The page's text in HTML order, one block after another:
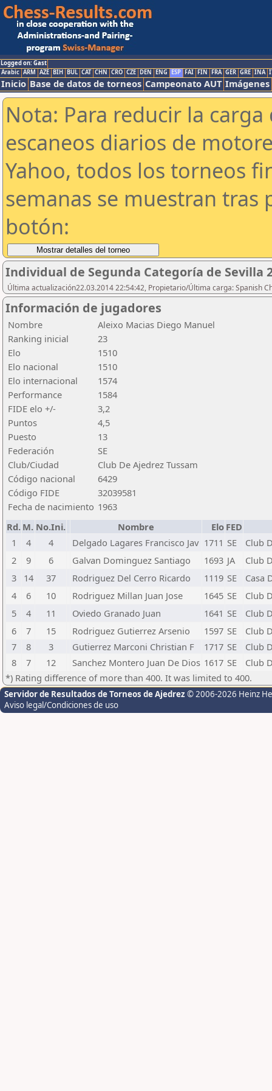
Logged on: Gast
Arabic ARM AZE BIH BUL CAT CHN CRO CZE DEN ENG ESP FAI FIN FRA GER GRE INA
Inicio Base de datos de torneos Campeonato AUT Imágenes
Nota: Para reducir la
escaneos diarios de
Yahoo, todos los torneos
semanas se muestran tras
botón:
Individual de Segunda Categoría de Sevilla
Última actualización22.03.2014 22:54:42, Propietario/Última carga: Spanish
Información de jugadores
Nombre
Aleixo Macias Diego Manuel
Ranking inicial
23
Elo
1510
Elo nacional
1510
Elo internacional
1574
Performance
1584
FIDE elo +/-
3,2
Puntos
4,5
Puesto
13
Federación
SE
Club/Ciudad
Club De Ajedrez Tussam
Código nacional
6429
Código FIDE
32039581
Fecha de nacimiento 1963
Rd. M. No.Ini. Nombre Elo FED
1
4 4 Delgado Lagares Francisco Jav 1711 SE
Club
2
9 6 Galvan Dominguez Santiago 1693 JA
Club
3
14 37 Rodriguez Del Cerro Ricardo 1119 SE
Casa
4
6 10 Rodriguez Millan Juan Jose 1645 SE
Club
5
4 11 Oviedo Granado Juan 1641 SE
Club
6
7 15 Rodriguez Gutierrez Arsenio 1597 SE
Club
7
8 3 Gutierrez Marconi Christian F 1717 SE
Club
8
7 12 Sanchez Montero Juan De Dios 1617 SE
Club
*) Rating difference of more than 400. It was limited to 400.
Servidor de Resultados de Torneos de Ajedrez © 2006-2026 Heinz
Aviso legal/Condiciones de uso